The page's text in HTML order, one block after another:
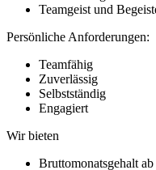
Teamgeist und
Persönliche Anforderungen:
Teamfähig
Zuverlässig
Selbstständig
Engagiert
Wir bieten
Bruttomonatsgehalt